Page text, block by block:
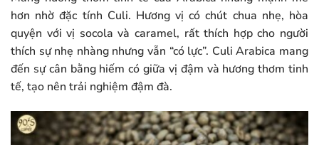
hơn nhờ đặc tính Culi. Hương vị có chút chua nhẹ, hòa
quyện với vị socola và caramel, rất thích hợp cho người
thích sự nhẹ nhàng nhưng vẫn “có lực”. Culi Arabica mang
đến sự cân bằng hiếm có giữa vị đậm và hương thơm tinh
tế, tạo nên trải nghiệm đậm đà.